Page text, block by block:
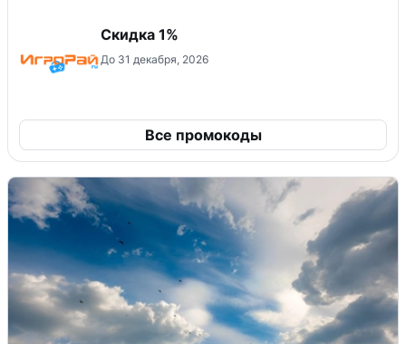
Скидка 1%
До 31 декабря, 2026
Все промокоды